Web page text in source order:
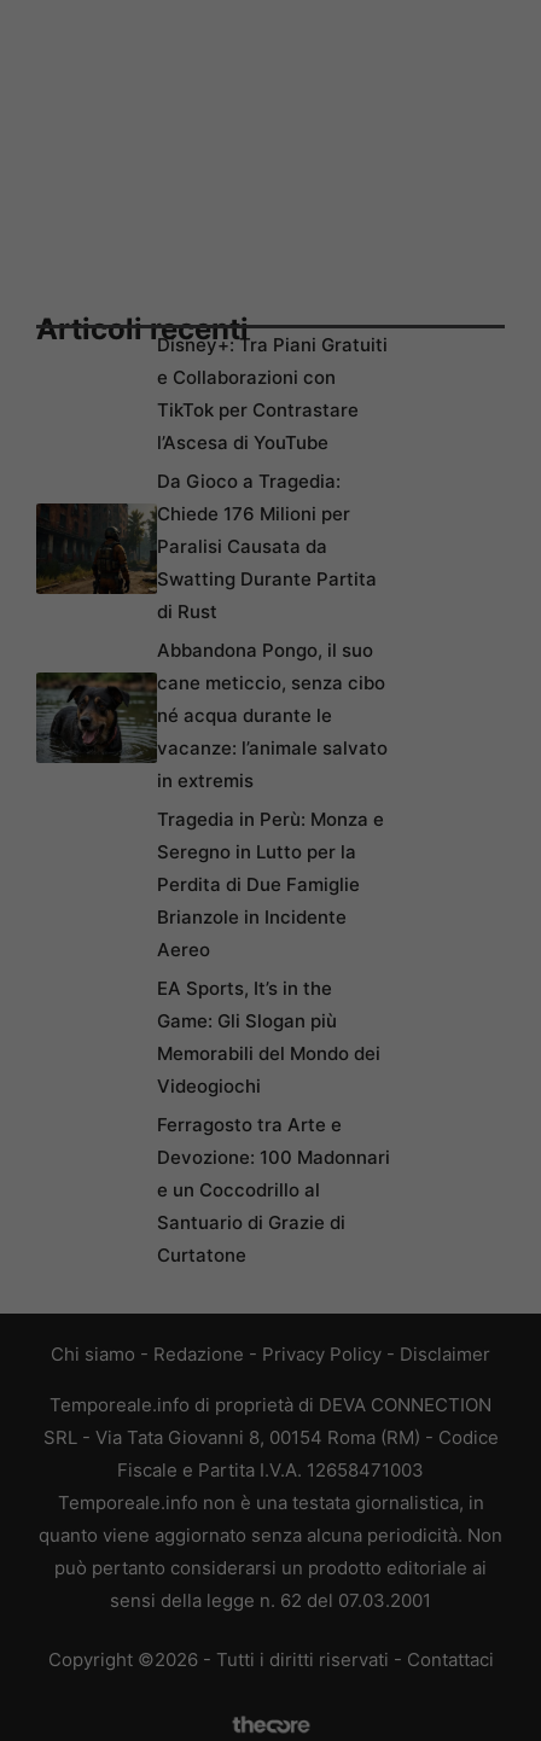
Articoli recentiDisney+: Tra Piani Gratuiti
e Collaborazioni con
TikTok per Contrastare
l’Ascesa di YouTube
Da Gioco a Tragedia:
Chiede 176 Milioni per
Paralisi Causata da
Swatting Durante Partita
di Rust
Abbandona Pongo, il suo
cane meticcio, senza cibo
né acqua durante le
vacanze: l’animale salvato
in extremis
Tragedia in Perù: Monza e
Seregno in Lutto per la
Perdita di Due Famiglie
Brianzole in Incidente
Aereo
EA Sports, It’s in the
Game: Gli Slogan più
Memorabili del Mondo dei
Videogiochi
Ferragosto tra Arte e
Devozione: 100 Madonnari
e un Coccodrillo al
Santuario di Grazie di
Curtatone
Chi siamo - Redazione - Privacy Policy - Disclaimer
Temporeale.info di proprietà di DEVA CONNECTION
SRL - Via Tata Giovanni 8, 00154 Roma (RM) - Codice
Fiscale e Partita I.V.A. 12658471003
Temporeale.info non è una testata giornalistica, in
quanto viene aggiornato senza alcuna periodicità. Non
può pertanto considerarsi un prodotto editoriale ai
sensi della legge n. 62 del 07.03.2001
Copyright ©2026 - Tutti i diritti riservati - Contattaci